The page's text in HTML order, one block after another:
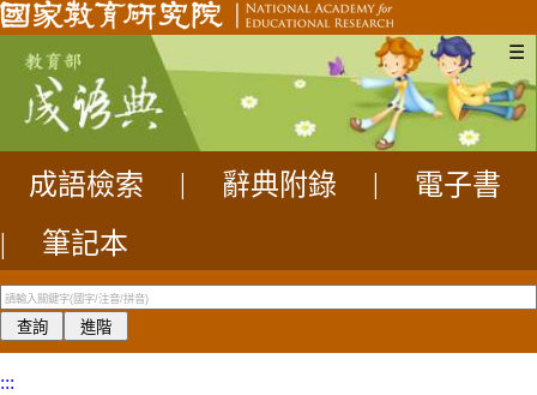
☰
成語檢索 辭典附錄
電子書
|
筆記本
:::